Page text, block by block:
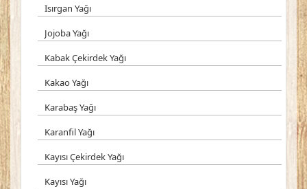
Isırgan Yağı
Jojoba Yağı
Kabak Çekirdek Yağı
Kakao Yağı
Karabaş Yağı
Karanfil Yağı
Kayısı Çekirdek Yağı
Kayısı Yağı